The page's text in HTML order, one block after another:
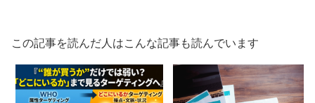
この記事を読んだ人はこんな記事も読んでいます